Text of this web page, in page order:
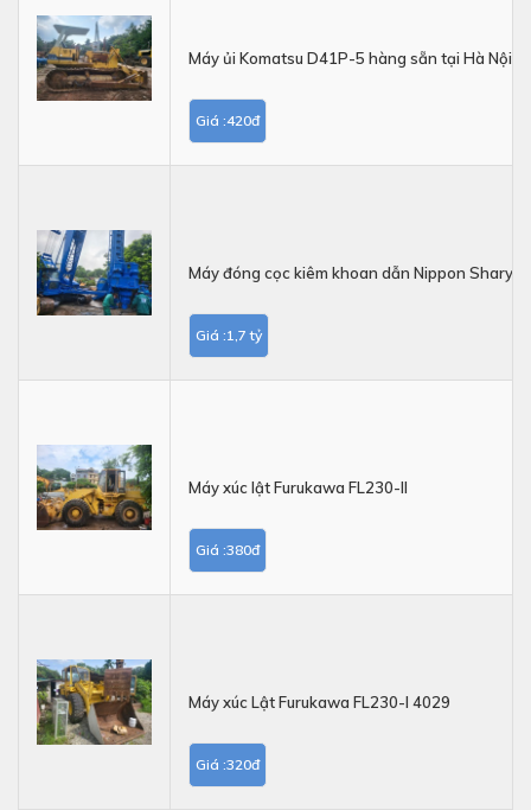
Máy ủi Komatsu D41P-5 hàng sẵn tại Hà Nội
Giá :420đ
Máy đóng cọc kiêm khoan dẫn Nippon Sharyo
Giá :1,7 tỷ
Máy xúc lật Furukawa FL230-II
Giá :380đ
Máy xúc Lật Furukawa FL230-I 4029
Giá :320đ